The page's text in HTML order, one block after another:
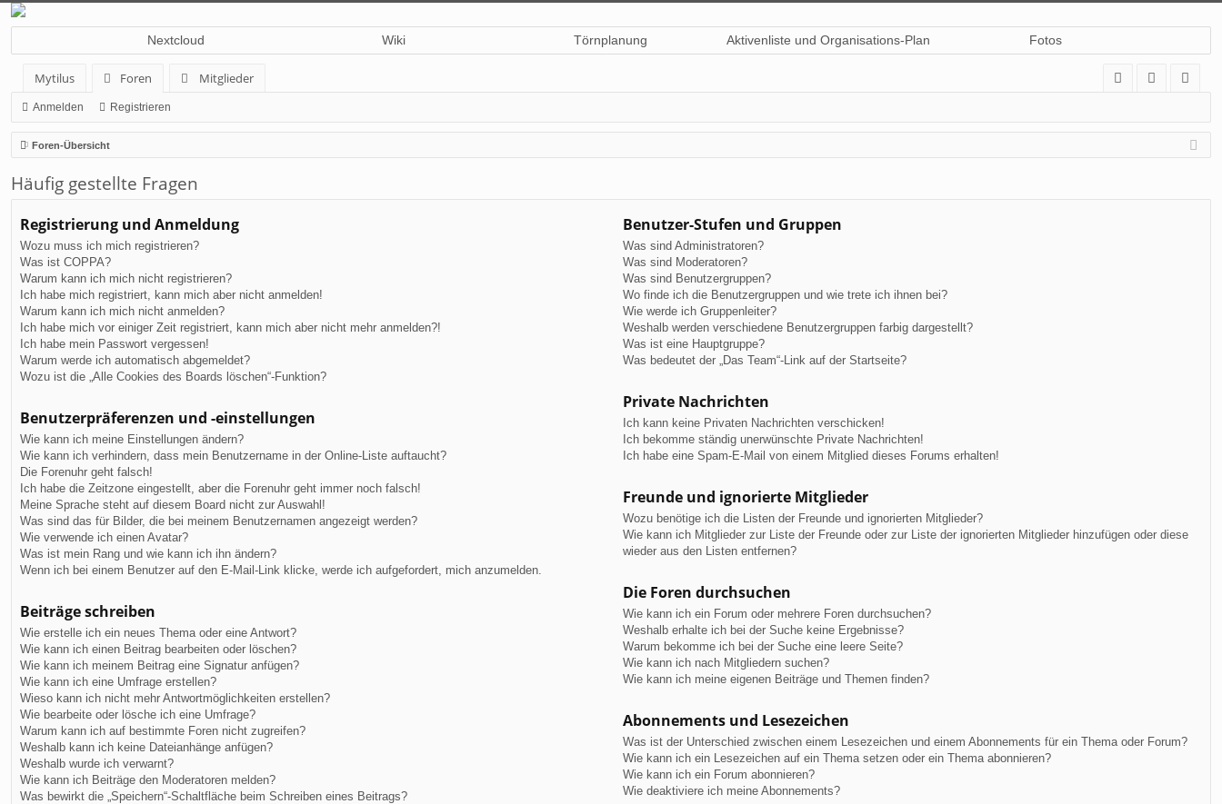
Nextcloud Wiki Törnplanung Aktivenliste und Organisations-Plan Fotos
Mytilus Foren
Mitglieder
Q
m
el
ist
rie
Anmelden Registrieren
Foren-Übersicht
Häufig gestellte Fragen
Registrierung und Anmeldung
Wozu muss ich mich registrieren?
Was ist COPPA?
Warum kann ich mich nicht registrieren?
Ich habe mich registriert, kann mich aber nicht anmelden!
Warum kann ich mich nicht anmelden?
Ich habe mich vor einiger Zeit registriert, kann mich aber nicht mehr anmelden?!
Ich habe mein Passwort vergessen!
Warum werde ich automatisch abgemeldet?
Wozu ist die „Alle Cookies des Boards löschen“-Funktion?
Benutzerpräferenzen und -einstellungen
Wie kann ich meine Einstellungen ändern?
Wie kann ich verhindern, dass mein Benutzername in der Online-Liste auftaucht?
Die Forenuhr geht falsch!
Ich habe die Zeitzone eingestellt, aber die Forenuhr geht immer noch falsch!
Meine Sprache steht auf diesem Board nicht zur Auswahl!
Was sind das für Bilder, die bei meinem Benutzernamen angezeigt werden?
Wie verwende ich einen Avatar?
Was ist mein Rang und wie kann ich ihn ändern?
Wenn ich bei einem Benutzer auf den E-Mail-Link klicke, werde ich aufgefordert, mich anzumelden.
Beiträge schreiben
Wie erstelle ich ein neues Thema oder eine Antwort?
Wie kann ich einen Beitrag bearbeiten oder löschen?
Wie kann ich meinem Beitrag eine Signatur anfügen?
Wie kann ich eine Umfrage erstellen?
Wieso kann ich nicht mehr Antwortmöglichkeiten erstellen?
Wie bearbeite oder lösche ich eine Umfrage?
Warum kann ich auf bestimmte Foren nicht zugreifen?
Weshalb kann ich keine Dateianhänge anfügen?
Weshalb wurde ich verwarnt?
Wie kann ich Beiträge den Moderatoren melden?
Was bewirkt die „Speichern“-Schaltfläche beim Schreiben eines Beitrags?
Benutzer-Stufen und Gruppen
Was sind Administratoren?
Was sind Moderatoren?
Was sind Benutzergruppen?
Wo finde ich die Benutzergruppen und wie trete ich ihnen bei?
Wie werde ich Gruppenleiter?
Weshalb werden verschiedene Benutzergruppen farbig dargestellt?
Was ist eine Hauptgruppe?
Was bedeutet der „Das Team“-Link auf der Startseite?
Private Nachrichten
Ich kann keine Privaten Nachrichten verschicken!
Ich bekomme ständig unerwünschte Private Nachrichten!
Ich habe eine Spam-E-Mail von einem Mitglied dieses Forums erhalten!
Freunde und ignorierte Mitglieder
Wozu benötige ich die Listen der Freunde und ignorierten Mitglieder?
Wie kann ich Mitglieder zur Liste der Freunde oder zur Liste der ignorierten Mitglieder hinzufügen oder diese
wieder aus den Listen entfernen?
Die Foren durchsuchen
Wie kann ich ein Forum oder mehrere Foren durchsuchen?
Weshalb erhalte ich bei der Suche keine Ergebnisse?
Warum bekomme ich bei der Suche eine leere Seite?
Wie kann ich nach Mitgliedern suchen?
Wie kann ich meine eigenen Beiträge und Themen finden?
Abonnements und Lesezeichen
Was ist der Unterschied zwischen einem Lesezeichen und einem Abonnements für ein Thema oder Forum?
Wie kann ich ein Lesezeichen auf ein Thema setzen oder ein Thema abonnieren?
Wie kann ich ein Forum abonnieren?
Wie deaktiviere ich meine Abonnements?